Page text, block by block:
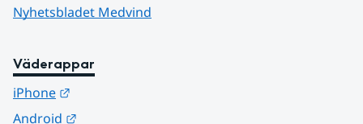
Nyhetsbladet Medvind
Väderappar
iPhone
Android